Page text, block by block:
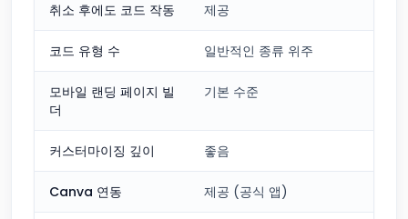
취소 후에도 코드 작동 제공
코드 유형 수 일반적인 종류 위주
모바일 랜딩 페이지 빌
더
기본 수준
커스터마이징 깊이 좋음
Canva 연동 제공 (공식 앱)